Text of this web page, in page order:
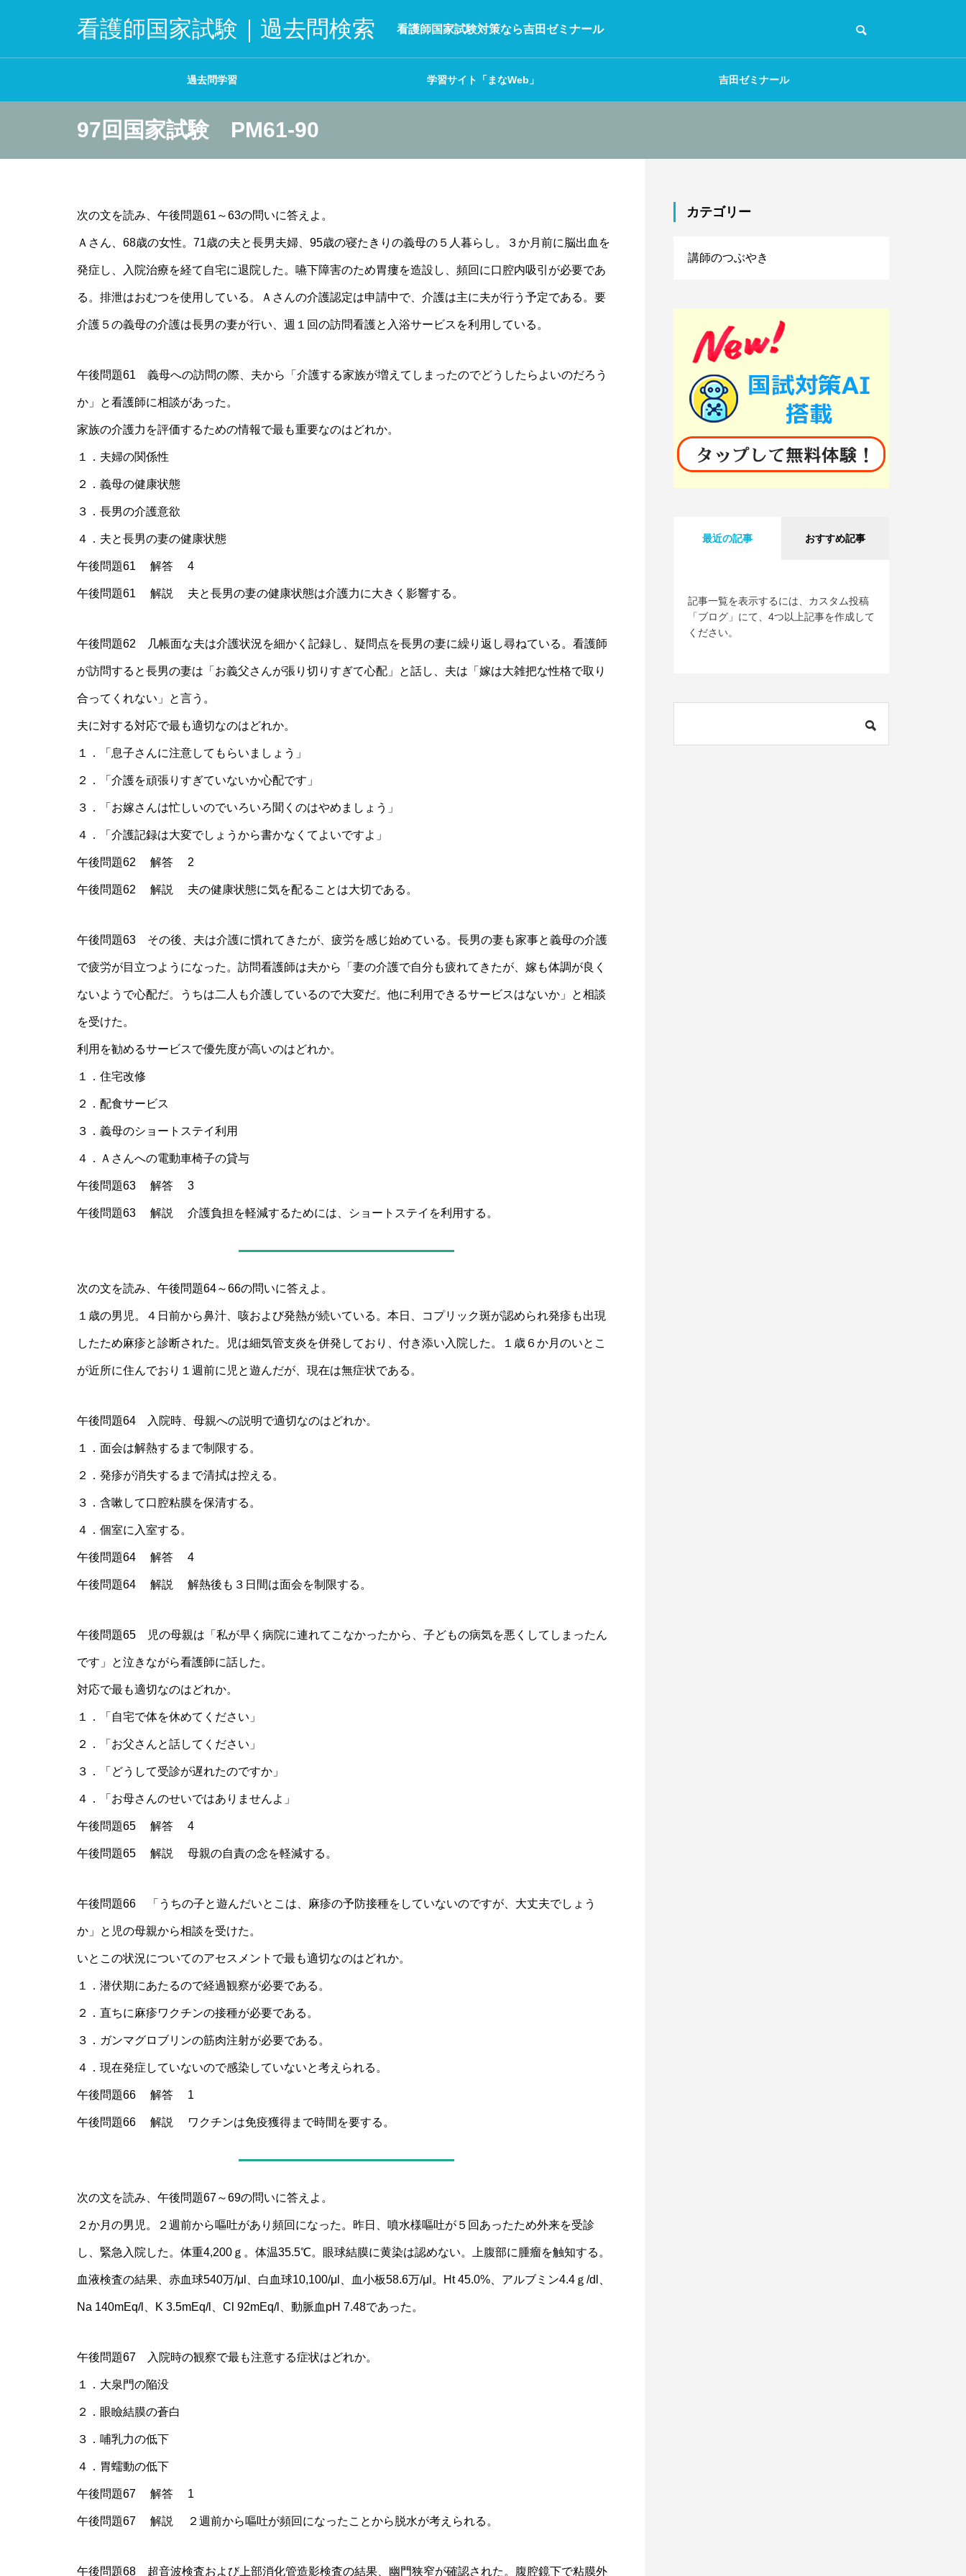
看護師国家試験｜過去問検索 看護師国家試験対策なら吉田ゼミナール
過去問学習 学習サイト「まなWeb」 吉田ゼミナール
97回国家試験 PM61-90
次の文を読み、午後問題61～63の問いに答えよ。
Ａさん、68歳の女性。71歳の夫と長男夫婦、95歳の寝たきりの義母の５人暮らし。３か月前に脳出血を
発症し、入院治療を経て自宅に退院した。嚥下障害のため胃瘻を造設し、頻回に口腔内吸引が必要であ
る。排泄はおむつを使用している。Ａさんの介護認定は申請中で、介護は主に夫が行う予定である。要
介護５の義母の介護は長男の妻が行い、週１回の訪問看護と入浴サービスを利用している。
午後問題61 義母への訪問の際、夫から「介護する家族が増えてしまったのでどうしたらよいのだろう
か」と看護師に相談があった。
家族の介護力を評価するための情報で最も重要なのはどれか。
１．夫婦の関係性
２．義母の健康状態
３．長男の介護意欲
４．夫と長男の妻の健康状態
午後問題61 解答 4
午後問題61 解説 夫と長男の妻の健康状態は介護力に大きく影響する。
午後問題62 几帳面な夫は介護状況を細かく記録し、疑問点を長男の妻に繰り返し尋ねている。看護師
が訪問すると長男の妻は「お義父さんが張り切りすぎて心配」と話し、夫は「嫁は大雑把な性格で取り
合ってくれない」と言う。
夫に対する対応で最も適切なのはどれか。
１．「息子さんに注意してもらいましょう」
２．「介護を頑張りすぎていないか心配です」
３．「お嫁さんは忙しいのでいろいろ聞くのはやめましょう」
４．「介護記録は大変でしょうから書かなくてよいですよ」
午後問題62 解答 2
午後問題62 解説 夫の健康状態に気を配ることは大切である。
午後問題63 その後、夫は介護に慣れてきたが、疲労を感じ始めている。長男の妻も家事と義母の介護
で疲労が目立つようになった。訪問看護師は夫から「妻の介護で自分も疲れてきたが、嫁も体調が良く
ないようで心配だ。うちは二人も介護しているので大変だ。他に利用できるサービスはないか」と相談
を受けた。
利用を勧めるサービスで優先度が高いのはどれか。
１．住宅改修
２．配食サービス
３．義母のショートステイ利用
４．Ａさんへの電動車椅子の貸与
午後問題63 解答 3
午後問題63 解説 介護負担を軽減するためには、ショートステイを利用する。
次の文を読み、午後問題64～66の問いに答えよ。
１歳の男児。４日前から鼻汁、咳および発熱が続いている。本日、コプリック斑が認められ発疹も出現
したため麻疹と診断された。児は細気管支炎を併発しており、付き添い入院した。１歳６か月のいとこ
が近所に住んでおり１週前に児と遊んだが、現在は無症状である。
午後問題64 入院時、母親への説明で適切なのはどれか。
１．面会は解熱するまで制限する。
２．発疹が消失するまで清拭は控える。
３．含嗽して口腔粘膜を保清する。
４．個室に入室する。
午後問題64 解答 4
午後問題64 解説 解熱後も３日間は面会を制限する。
午後問題65 児の母親は「私が早く病院に連れてこなかったから、子どもの病気を悪くしてしまったん
です」と泣きながら看護師に話した。
対応で最も適切なのはどれか。
１．「自宅で体を休めてください」
２．「お父さんと話してください」
３．「どうして受診が遅れたのですか」
４．「お母さんのせいではありませんよ」
午後問題65 解答 4
午後問題65 解説 母親の自責の念を軽減する。
午後問題66 「うちの子と遊んだいとこは、麻疹の予防接種をしていないのですが、大丈夫でしょう
か」と児の母親から相談を受けた。
いとこの状況についてのアセスメントで最も適切なのはどれか。
１．潜伏期にあたるので経過観察が必要である。
２．直ちに麻疹ワクチンの接種が必要である。
３．ガンマグロブリンの筋肉注射が必要である。
４．現在発症していないので感染していないと考えられる。
午後問題66 解答 1
午後問題66 解説 ワクチンは免疫獲得まで時間を要する。
次の文を読み、午後問題67～69の問いに答えよ。
２か月の男児。２週前から嘔吐があり頻回になった。昨日、噴水様嘔吐が５回あったため外来を受診
し、緊急入院した。体重4,200ｇ。体温35.5℃。眼球結膜に黄染は認めない。上腹部に腫瘤を触知する。
血液検査の結果、赤血球540万/μl、白血球10,100/μl、血小板58.6万/μl。Ht 45.0%、アルブミン4.4ｇ/dl、
Na 140mEq/l、K 3.5mEq/l、Cl 92mEq/l、動脈血pH 7.48であった。
午後問題67 入院時の観察で最も注意する症状はどれか。
１．大泉門の陥没
２．眼瞼結膜の蒼白
３．哺乳力の低下
４．胃蠕動の低下
午後問題67 解答 1
午後問題67 解説 ２週前から嘔吐が頻回になったことから脱水が考えられる。
午後問題68 超音波検査および上部消化管造影検査の結果、幽門狭窄が確認された。腹腔鏡下で粘膜外
カテゴリー
講師のつぶやき
最近の記事 おすすめ記事
記事一覧を表示するには、カスタム投稿
「ブログ」にて、4つ以上記事を作成して
ください。